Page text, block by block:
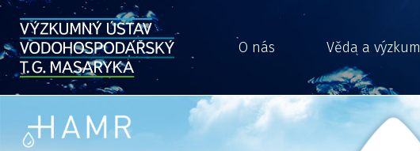
O nás Věda a výzkum